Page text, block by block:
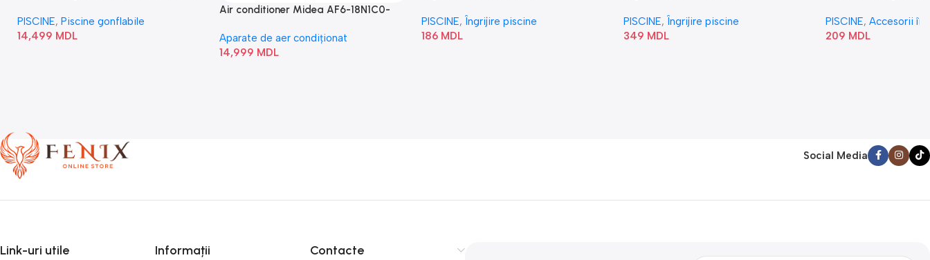
PISCINE, Piscine gonflabile
14,499 MDL
Air conditioner Midea AF6-18N1C0-
Aparate de aer condiționat
14,999 MDL
PISCINE, Îngrijire piscine
186 MDL
PISCINE, Îngrijire piscine
349 MDL
PISCINE, Accesorii
209 MDL
Social Media
Link-uri utile Informații Contacte